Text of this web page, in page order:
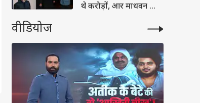
थे करोड़ों, आर माधवन का
वीडियोज